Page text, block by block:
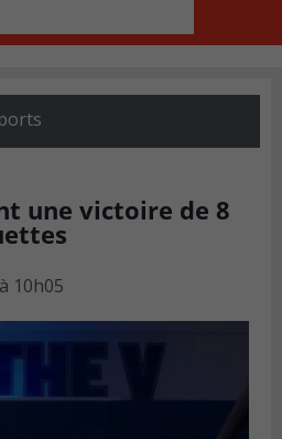
une victoire de 8
10h05